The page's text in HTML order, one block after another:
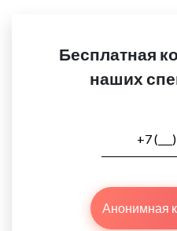
Бесплатная
наших
Анонимная